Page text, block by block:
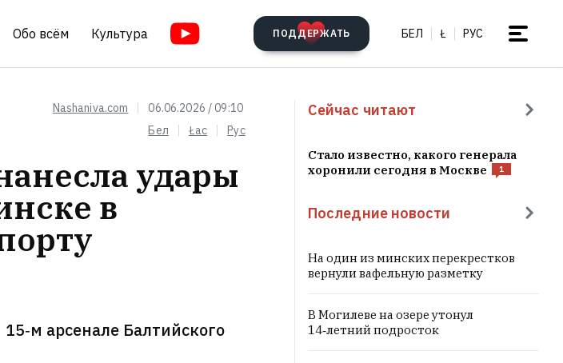
Обо всём Культура ПОДДЕРЖАТЬ БЕЛ Ł РУС
Nashaniva.com
06.06.2026 / 09:10
Бел
Łac Рус
удары
в
арсенале Балтийского
Сейчас читают
Стало известно, какого генерала
хоронили сегодня в Москве
1
Последние новости
На один из минских перекрестков
вернули вафельную разметку
В Могилеве на озере утонул
14‑летний подросток